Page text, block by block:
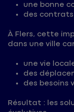
une bonne
des
À Flers, cette
dans une ville
une vie
des
des besoins
Résultat : les